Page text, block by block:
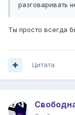
разговаривать
Ты просто всегда
Цитата